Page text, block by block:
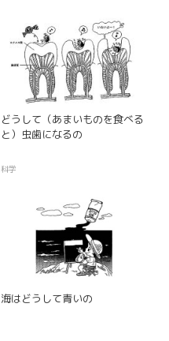
どうして（あまいものを食べる
と）虫歯になるの
科学
海はどうして青いの